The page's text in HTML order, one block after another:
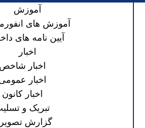
آموزش
آموزش های
آیین نامه های
اخبار
اخبار شاخص
اخبار
اخبار کانون
تبریک و
گزارش